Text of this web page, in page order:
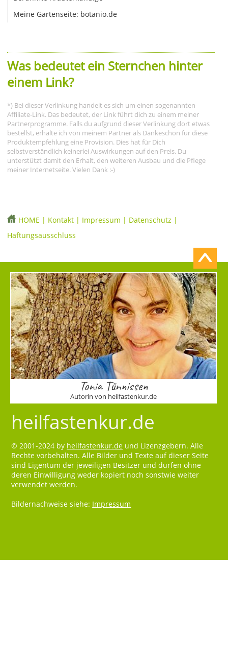
Meine Gartenseite: botanio.de
Was bedeutet ein Sternchen hinter
einem Link?
*) Bei dieser Verlinkung handelt es sich um einen sogenannten
Affiliate-Link. Das bedeutet, der Link führt dich zu einem meiner
Partnerprogramme. Falls du aufgrund dieser Verlinkung dort etwas
bestellst, erhalte ich von meinem Partner als Dankeschön für diese
Produktempfehlung eine Provision. Dies hat für Dich
selbstverständlich keinerlei Auswirkungen auf den Preis. Du
unterstützt damit den Erhalt, den weiteren Ausbau und die Pflege
meiner Internetseite. Vielen Dank :-)
HOME | Kontakt | Impressum | Datenschutz |
Haftungsausschluss
Tonia Tünnissen
Autorin von heilfastenkur.de
heilfastenkur.de
© 2001-2024 by heilfastenkur.de und Lizenzgebern. Alle
Rechte vorbehalten. Alle Bilder und Texte auf dieser Seite
sind Eigentum der jeweiligen Besitzer und dürfen ohne
deren Einwilligung weder kopiert noch sonstwie weiter
verwendet werden.
Bildernachweise siehe: Impressum